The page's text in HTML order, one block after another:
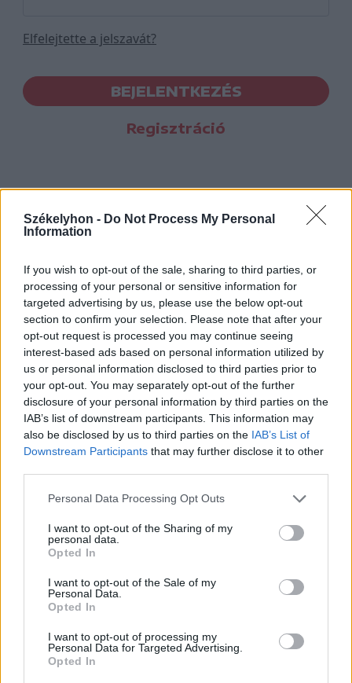
Székelyhon - Do Not Process My Personal
Information
If you wish to opt-out of the sale, sharing to third parties, or
processing of your personal or sensitive information for
targeted advertising by us, please use the below opt-out
section to confirm your selection. Please note that after your
opt-out request is processed you may continue seeing
interest-based ads based on personal information utilized by
us or personal information disclosed to third parties prior to
your opt-out. You may separately opt-out of the further
disclosure of your personal information by third parties on the
IAB’s list of downstream participants. This information may
also be disclosed by us to third parties on the IAB’s List of
Downstream Participants that may further disclose it to other
Personal Data Processing Opt Outs
I want to opt-out of the Sharing of my
personal data.
Opted In
I want to opt-out of the Sale of my
Personal Data.
Opted In
I want to opt-out of processing my
Personal Data for Targeted Advertising.
Opted In
Elfelejtette a jelszavát?
BEJELENTKEZÉS
Regisztráció
Hasznos
Impresszum
Szerzői jogok
Adatvédelmi tájékoztató
Cookie-kezelési tájékoztató
Hozzászólási szabályzat
Nyomtatott lapjaink archívuma
Székely Hírmondó archívuma
Sütibeállítások
Médiatér